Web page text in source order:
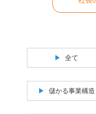
全て
儲かる事業構造